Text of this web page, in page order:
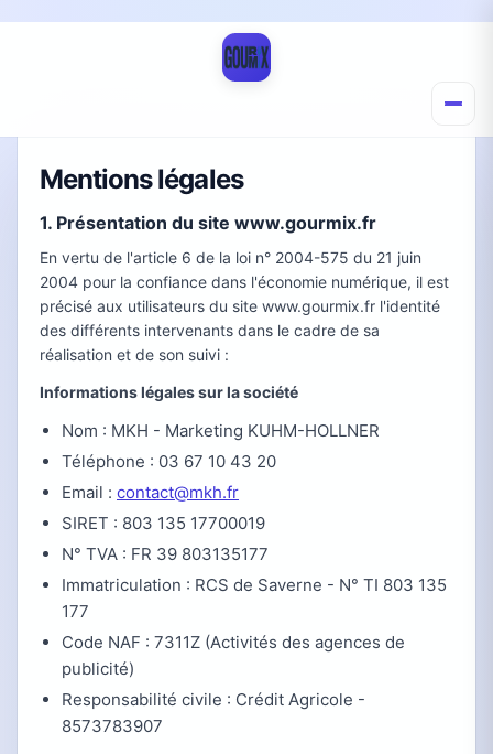
Mentions légales
1. Présentation du site www.gourmix.fr
En vertu de l'article 6 de la loi n° 2004-575 du 21 juin
2004 pour la confiance dans l'économie numérique, il est
précisé aux utilisateurs du site www.gourmix.fr l'identité
des différents intervenants dans le cadre de sa
réalisation et de son suivi :
Informations légales sur la société
Nom : MKH - Marketing KUHM-HOLLNER
Téléphone : 03 67 10 43 20
Email : contact@mkh.fr
SIRET : 803 135 17700019
N° TVA : FR 39 803135177
Immatriculation : RCS de Saverne - N° TI 803 135
177
Code NAF : 7311Z (Activités des agences de
publicité)
Responsabilité civile : Crédit Agricole -
8573783907